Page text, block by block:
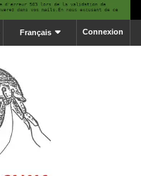
Connexion
Français